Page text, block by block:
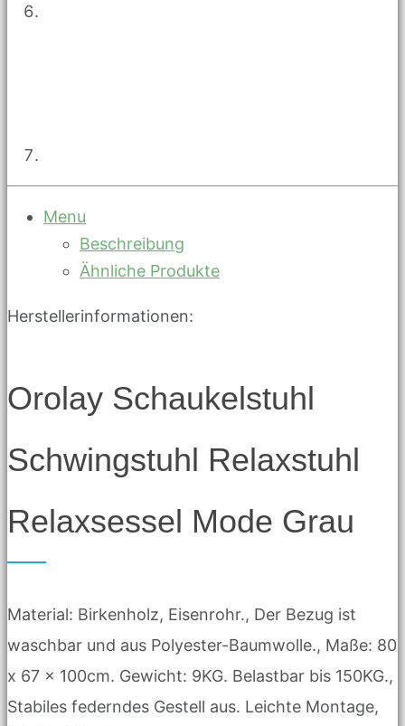
Menu
Beschreibung
Ähnliche Produkte
Herstellerinformationen:
Orolay Schaukelstuhl
Schwingstuhl Relaxstuhl
Relaxsessel Mode Grau
Material: Birkenholz, Eisenrohr., Der Bezug ist
waschbar und aus Polyester-Baumwolle., Maße: 80
x 67 x 100cm. Gewicht: 9KG. Belastbar bis 150KG.,
Stabiles federndes Gestell aus. Leichte Montage,